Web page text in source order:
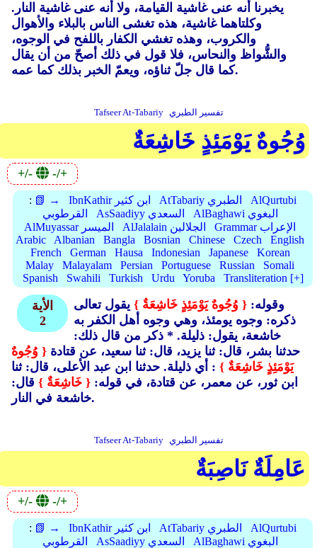
يخبرنا أنه عنى غاشية القيامة، ولا أنه عنى غاشية النار.
وكلتاهما غاشية، هذه تغشى الناس بالبلاء والأهوال
والكروب، وهذه تغشي الكفار باللفح في الوجوه،
والشُّواظ والنحاس، فلا قول في ذلك أصحّ من أن يقال
كما قال جلّ ثناؤه، ويعمّ الخبر بذلك كما عمه.
Tafseer At-Tabariy تفسير الطبري
وُجُوهٌ يَوْمَئِذٍ خَاشِعَةٌ
+/- -/+
: 📗 → IbnKathir ابن كثير AtTabariy الطبري
AlQurtubi
القرطوبي
AsSaadiyy السعدي
AlBaghawi البغوي
AlMuyassar الميسر
AlJalalain الجلالين
Grammar الإعراب
Arabic
Albanian Bangla Bosnian Chinese Czech
English
French
German Hausa Indonesian Japanese
Korean
Malay
Malayalam Persian Portuguese Russian
Somali
Spanish
Swahili Turkish Urdu Yoruba Transliteration [+]
الأية
2
وقوله: { وُجُوهٌ يَوْمَئِذٍ خَاشِعَةٌ } يقول تعالى
ذكره: وجوه يومئذ، وهي وجوه أهل الكفر به
خاشعة، يقول: ذليلة. * ذكر من قال ذلك:
حدثنا بشر، قال: ثنا يزيد، قال: ثنا سعيد، عن قتادة { وُجُوهٌ
يَوْمَئِذٍ خَاشِعَةٌ } : أي ذليلة. حدثنا ابن عبد الأعلى، قال: ثنا
ابن ثور، عن معمر، عن قتادة، في قوله: { خَاشِعَةٌ } قال:
خاشعة في النار.
Tafseer At-Tabariy تفسير الطبري
عَامِلَةٌ نَاصِبَةٌ
+/- -/+
: 📗 → IbnKathir ابن كثير AtTabariy الطبري
AlQurtubi
القرطوبي
AsSaadiyy السعدي
AlBaghawi البغوي